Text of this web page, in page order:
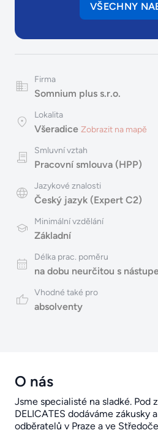
VŠECHNY
Firma
Somnium plus s.r.o.
Lokalita
Všeradice Zobrazit na mapě
Smluvní vztah
Pracovní smlouva (HPP)
Jazykové znalosti
Český jazyk (Expert C2)
Minimální vzdělání
Základní
Délka prac. poměru
na dobu neurčitou s
Vhodné také pro
absolventy
O nás
Jsme specialisté na sladké. Pod
DELICATES dodáváme zákusky
odběratelů v Praze a ve